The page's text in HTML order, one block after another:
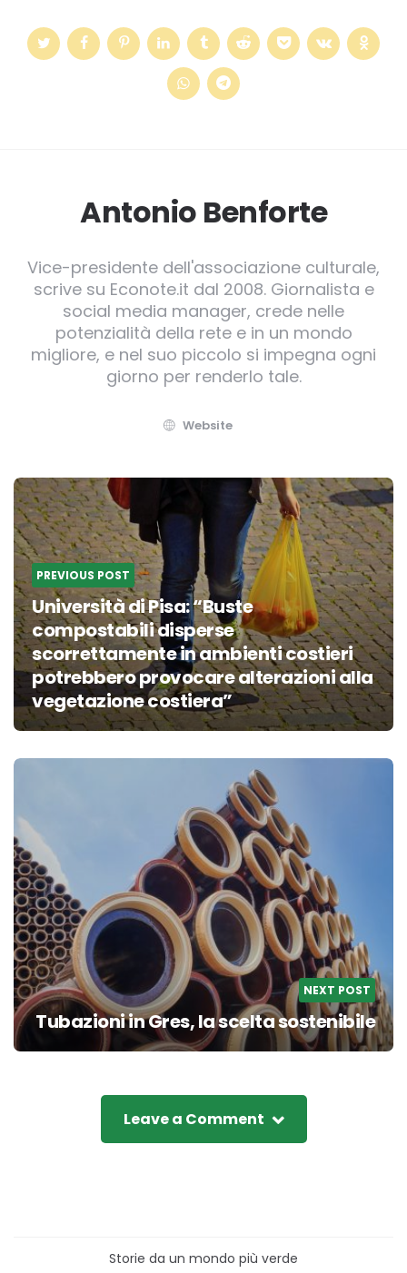
Antonio Benforte
Vice-presidente dell'associazione culturale,
scrive su Econote.it dal 2008. Giornalista e
social media manager, crede nelle
potenzialità della rete e in un mondo
migliore, e nel suo piccolo si impegna ogni
giorno per renderlo tale.
Website
Post
navigation
PREVIOUS POST
Università di Pisa: “Buste
compostabili disperse
scorrettamente in ambienti costieri
potrebbero provocare alterazioni alla
vegetazione costiera”
NEXT POST
Tubazioni in Gres, la scelta sostenibile
Leave a Comment
Storie da un mondo più verde